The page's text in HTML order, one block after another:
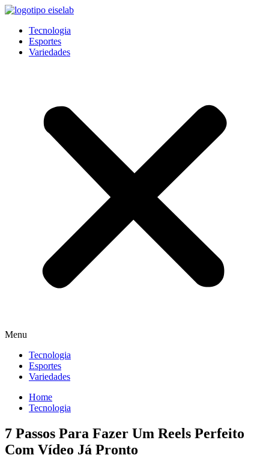
Pular
conteúdo
Tecnologia
Esportes
Variedades
Menu
Tecnologia
Esportes
Variedades
Home
Tecnologia
7 Passos Para Fazer Um Reels Perfeito
Com Vídeo Já Pronto